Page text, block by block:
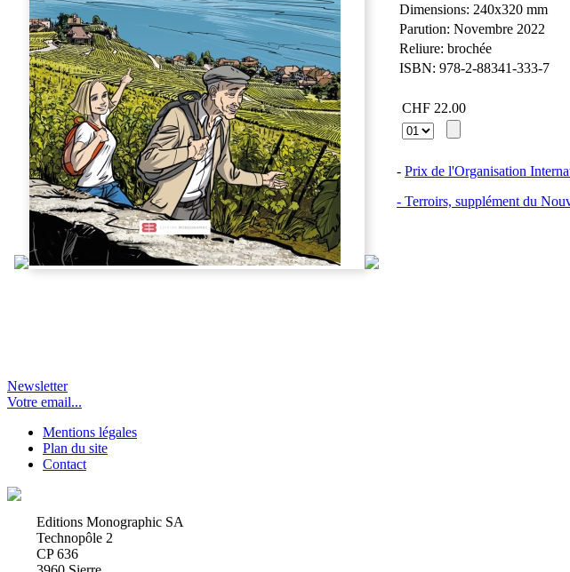
Dimensions: 240x320 mm
Parution: Novembre 2022
Reliure: brochée
ISBN: 978-2-88341-333-7
CHF 22.00
- Prix de l'Organisation
- Terroirs, supplément du
Newsletter
Votre email...
Mentions légales
Plan du site
Contact
Editions Monographic SA
Technopôle 2
CP 636